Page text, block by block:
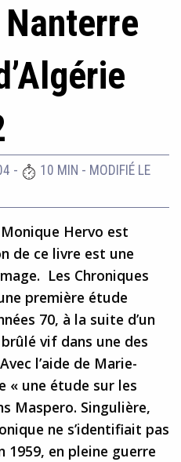
- 10 MIN - MODIFIÉ LE
Hervo est
de ce livre est une
Les Chroniques
première étude
70, à la suite d’un
vif dans une des
l’aide de Marie-
« une étude sur les
Maspero. Singulière,
ne s’identifiait pas
1959, en pleine guerre